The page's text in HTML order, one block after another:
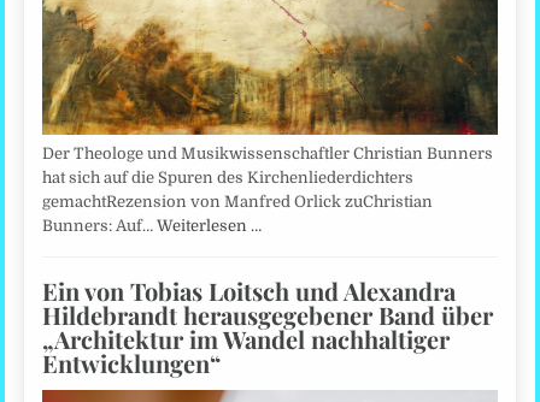
Der Theologe und Musikwissenschaftler Christian Bunners
hat sich auf die Spuren des Kirchenliederdichters
gemachtRezension von Manfred Orlick zuChristian
Bunners: Auf…Weiterlesen …
Ein von Tobias Loitsch und Alexandra
Hildebrandt herausgegebener Band über
„Architektur im Wandel nachhaltiger
Entwicklungen“